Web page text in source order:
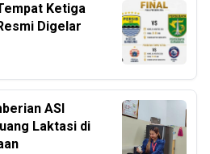
Ketiga
Digelar
ASI
Laktasi di